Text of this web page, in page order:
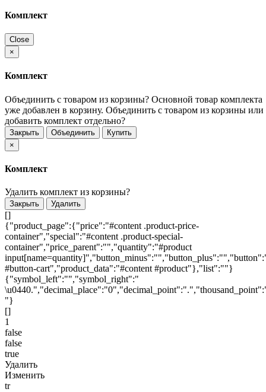
Комплект
Close
×
Комплект
Объединить с товаром из корзины? Основной товар комплекта
уже добавлен в корзину. Объединить с товаром из корзины или
добавить комплект отдельно?
Закрыть Объединить
Купить
×
Комплект
Удалить комплект из корзины?
Закрыть Удалить
[]
{"product_page":{"price":"#content .product-price-
container","special":"#content .product-special-
container","price_parent":"","quantity":"#product
#button-cart","product_data":"#content #product"},"list":""}
{"symbol_left":"","symbol_right":"
"}
[]
1
false
false
true
Удалить
Изменить
tr